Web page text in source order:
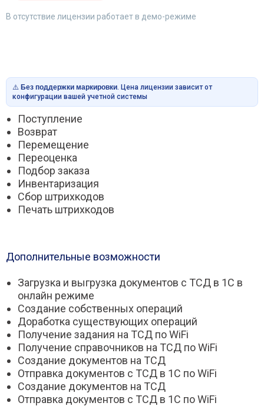
В отсутствие лицензии работает в демо-режиме
⚠️ Без поддержки маркировки. Цена лицензии зависит от
конфигурации вашей учетной системы
Поступление
Возврат
Перемещение
Переоценка
Подбор заказа
Инвентаризация
Сбор штрихкодов
Печать штрихкодов
Дополнительные возможности
Загрузка и выгрузка документов с ТСД в 1С в
онлайн режиме
Создание собственных операций
Доработка существующих операций
Получение задания на ТСД по WiFi
Получение справочников на ТСД по WiFi
Создание документов на ТСД
Отправка документов с ТСД в 1С по WiFi
Создание документов на ТСД
Отправка документов с ТСД в 1С по WiFi